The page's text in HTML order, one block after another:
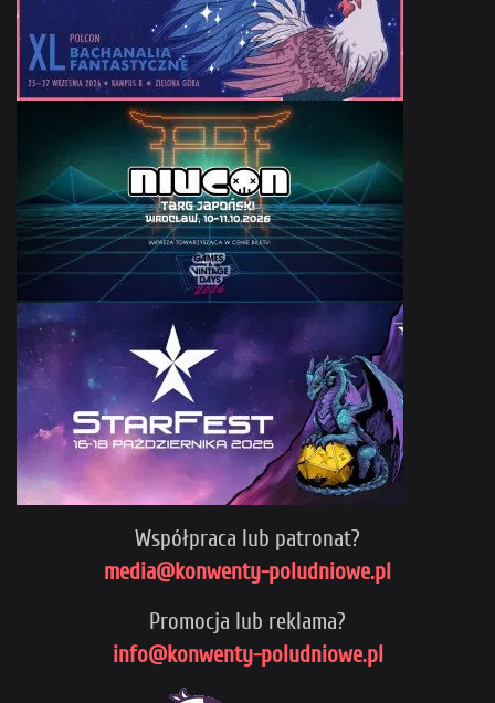
Współpraca lub patronat?
media@konwenty-poludniowe.pl
Promocja lub reklama?
info@konwenty-poludniowe.pl